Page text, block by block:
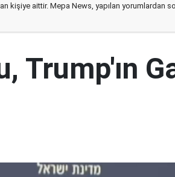
kişiye aittir. Mepa News, yapılan yorumlardan
Trump'ın